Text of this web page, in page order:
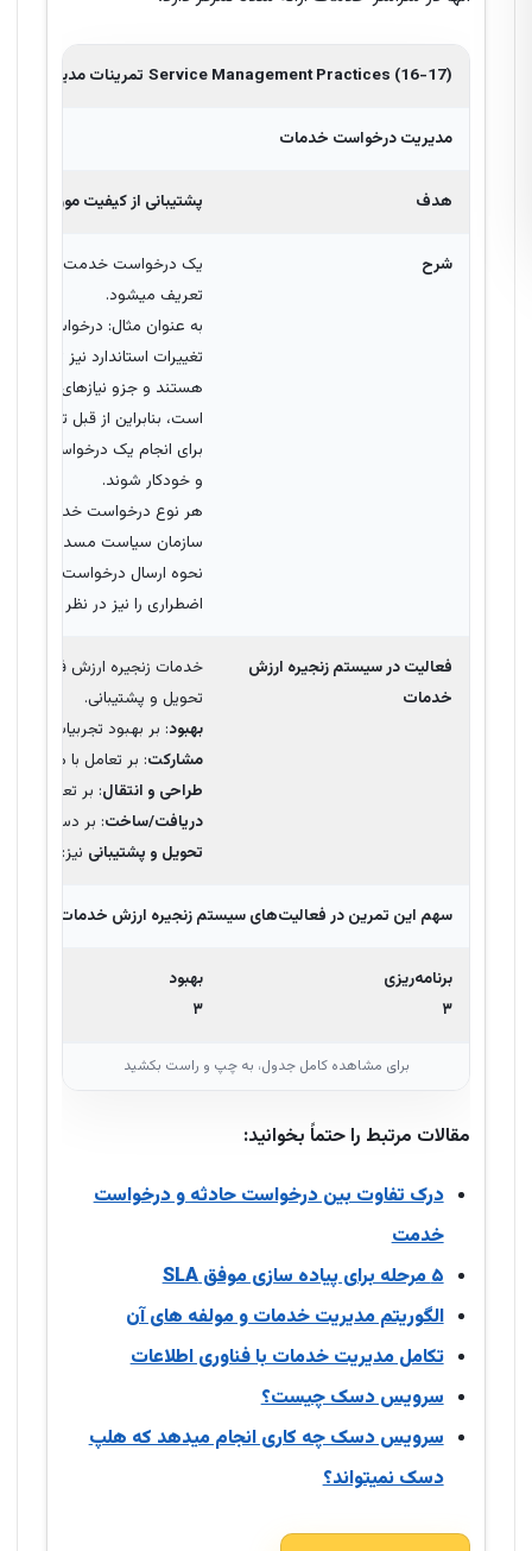
Service Management Practices (16-17) تمرینات مدیریت
مدیریت درخواست خدمات
هدف پشتیبانی از کیفیت مورد
شرح
یک درخواست خدمت(سرویس) را
تعریف میشود.
به عنوان مثال: درخواست
تغییرات استاندارد نیز
هستند و جزو نیازهای ضروری
است، بنابراین از قبل تأیید
برای انجام یک درخواست خدمات
و خودکار شوند.
نحوه ارسال درخواست و مدت
اضطراری را نیز در نظر داشته
فعالیت در سیستم زنجیره ارزش
خدمات
خدمات زنجیره ارزش
تحویل و پشتیبانی.
بهبود: بر بهبود تجربیات
مشارکت: بر تعامل با مشتری
طراحی و انتقال: بر تعریف
دریافت/ساخت: بر دستیابی
تحویل و پشتیبانی نیز: بر
سهم این تمرین در فعالیت‌های سیستم زنجیره ارزش خدمات یا
برنامه‌ریزی
۳
بهبود
۳
مقالات مرتبط را حتماً بخوانید:
درک تفاوت بین درخواست حادثه و درخواست
خدمت
۵ مرحله برای پیاده سازی موفق SLA
الگوریتم مدیریت خدمات و مولفه های آن
تکامل مدیریت خدمات با فناوری اطلاعات
سرویس دسک چیست؟
سرویس دسک چه کاری انجام میدهد که هلپ
دسک نمیتواند؟